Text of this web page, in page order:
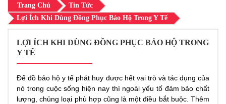
Trang Chủ
Tin Tức
Lợi Ích Khi Dùng Đồng Phục Bảo Hộ Trong Y Tế
LỢI ÍCH KHI DÙNG ĐỒNG PHỤC BẢO HỘ TRONG
Y TẾ
Để đồ bảo hộ y tế phát huy được hết vai trò và tác dụng của
nó trong cuộc sống hiện nay thì ngoài yếu tố đảm bảo chất
lượng, chủng loại phù hợp cũng là một điều bắt buộc. Thêm